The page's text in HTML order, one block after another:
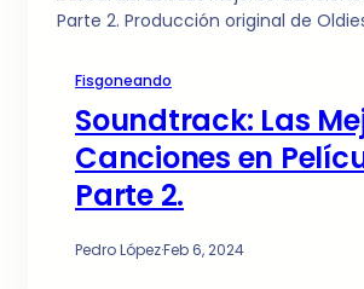
Fisgoneando
Soundtrack: Las
Canciones en
Parte 2.
Pedro López·Feb 6, 2024